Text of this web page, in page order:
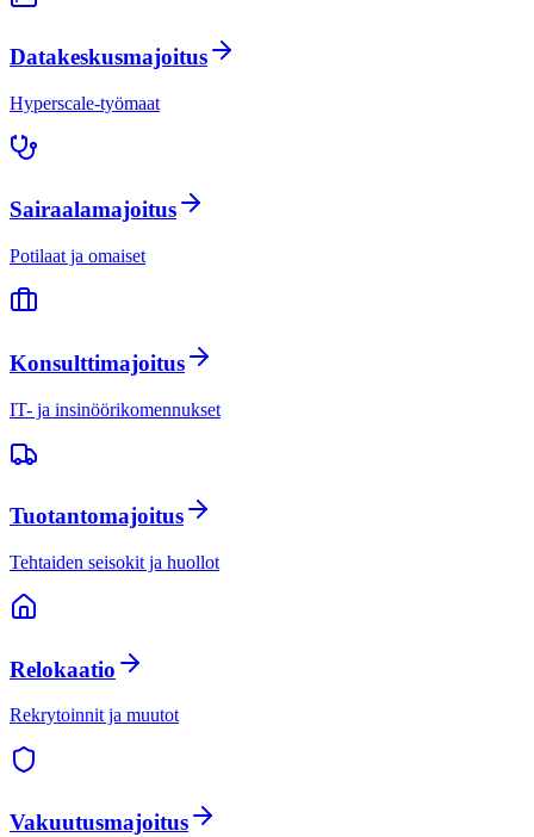
Datakeskusmajoitus
Hyperscale-työmaat
Sairaalamajoitus
Potilaat ja omaiset
Konsulttimajoitus
IT- ja insinöörikomennukset
Tuotantomajoitus
Tehtaiden seisokit ja huollot
Relokaatio
Rekrytoinnit ja muutot
Vakuutusmajoitus